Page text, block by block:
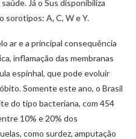
Já o Sus disponibiliza
sorotipos: A, C, W e Y.
ar e a principal consequência
inflamação das membranas
espinhal, que pode evoluir
Somente este ano, o Brasil
do tipo bacteriana, com 454
10% e 20% dos
como surdez, amputação